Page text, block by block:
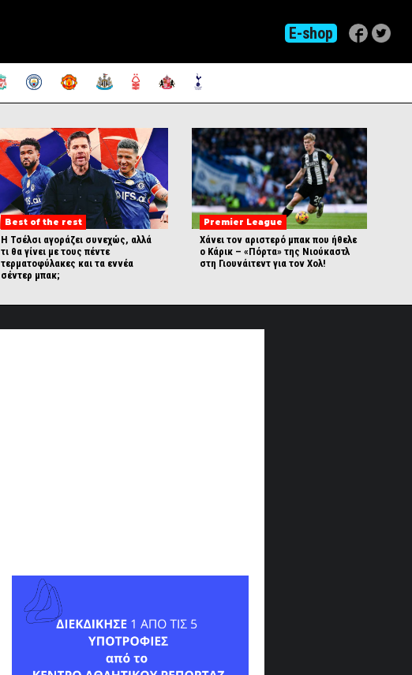
E-shop
Best of the rest
Η Τσέλσι αγοράζει συνεχώς, αλλά
τι θα γίνει με τους πέντε
τερματοφύλακες και τα εννέα
σέντερ μπακ;
Premier League
Χάνει τον αριστερό μπακ που ήθελε
ο Κάρικ – «Πόρτα» της Νιούκαστλ
στη Γιουνάιτεντ για τον Χολ!